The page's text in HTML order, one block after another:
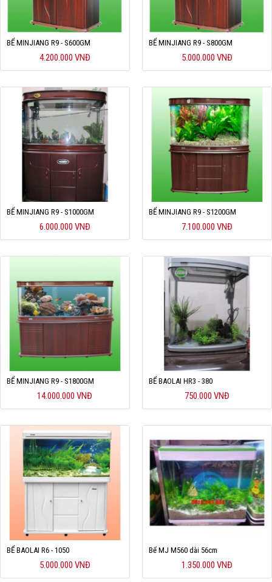
BỂ MINJIANG R9 - S600GM
4.200.000 VNĐ
BỂ MINJIANG R9 - S800GM
5.000.000 VNĐ
BỂ MINJIANG R9 - S1000GM
6.000.000 VNĐ
BỂ MINJIANG R9 - S1200GM
7.100.000 VNĐ
BỂ MINJIANG R9 - S1800GM
14.000.000 VNĐ
BỂ BAOLAI HR3 - 380
750.000 VNĐ
BỂ BAOLAI R6 - 1050
5.000.000 VNĐ
Bể MJ M560 dài 56cm
1.350.000 VNĐ